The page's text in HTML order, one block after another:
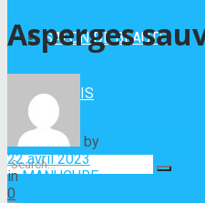
SALON DE BEAUTÉ
VERNIS
Asperges
by
22 avril 2023
in MANUCURE
0